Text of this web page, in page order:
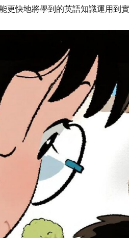
更快地將學到的英語知識運用到實